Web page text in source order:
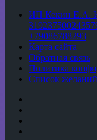
ИП Кекин Е.А.
+79086788293
Карта сайта
Обратная связь
Политика
Список желаний